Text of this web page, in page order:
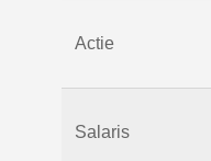
Actie
Salaris